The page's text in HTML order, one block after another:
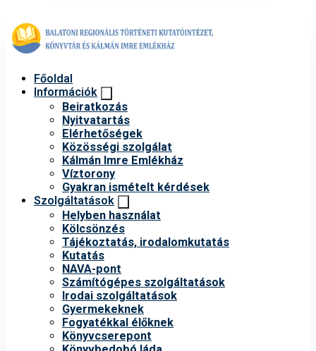
Főoldal
Információk
Beiratkozás
Nyitvatartás
Elérhetőségek
Közösségi szolgálat
Kálmán Imre Emlékház
Víztorony
Gyakran ismételt kérdések
Szolgáltatások
Helyben használat
Kölcsönzés
Tájékoztatás, irodalomkutatás
Kutatás
NAVA-pont
Számítógépes szolgáltatások
Irodai szolgáltatások
Gyermekeknek
Fogyatékkal élőknek
Könyvcserepont